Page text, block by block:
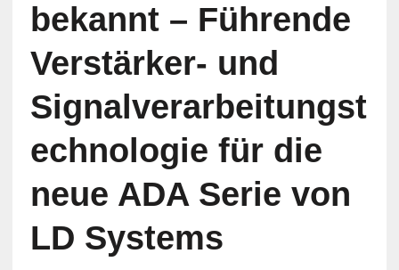
bekannt – Führende
Verstärker- und
Signalverarbeitungst
echnologie für die
neue ADA Serie von
LD Systems